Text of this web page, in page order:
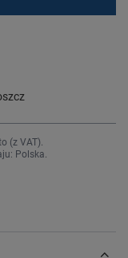
(z VAT).
Polska.